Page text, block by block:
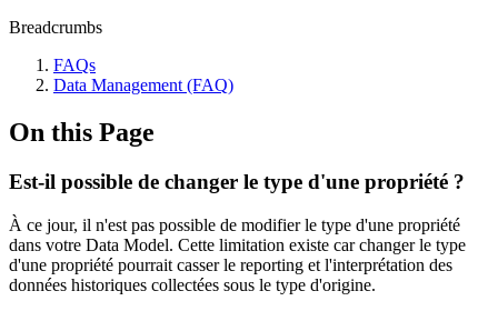
Breadcrumbs
FAQs
Data Management (FAQ)
On this Page
Est-il possible de changer le type d'une propriété ?
À ce jour, il n'est pas possible de modifier le type d'une propriété
dans votre Data Model. Cette limitation existe car changer le type
d'une propriété pourrait casser le reporting et l'interprétation des
données historiques collectées sous le type d'origine.